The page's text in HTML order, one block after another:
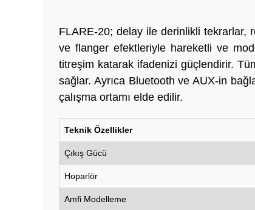
FLARE-20; delay ile derinlikli tekrarlar,
ve flanger efektleriyle hareketli ve
titreşim katarak ifadenizi güçlendirir.
sağlar. Ayrıca Bluetooth ve AUX-in
çalışma ortamı elde edilir.
Teknik Özellikler
Çıkış Gücü
Hoparlör
Amfi Modelleme